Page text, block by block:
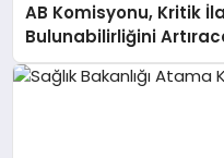
AB Komisyonu, Kritik
Bulunabilirliğini